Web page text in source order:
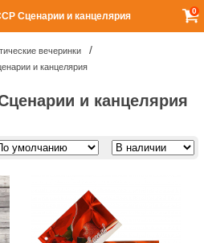
вечеринки
и канцелярия
и канцелярия
Сценарии и канцелярия 0